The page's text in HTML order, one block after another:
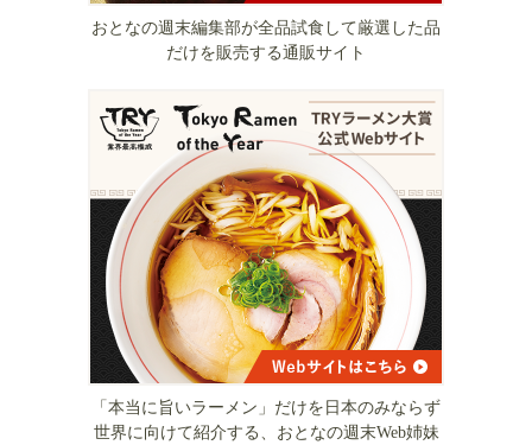
おとなの週末編集部が全品試食して厳選した品
だけを販売する通販サイト
「本当に旨いラーメン」だけを日本のみならず
世界に向けて紹介する、おとなの週末Web姉妹